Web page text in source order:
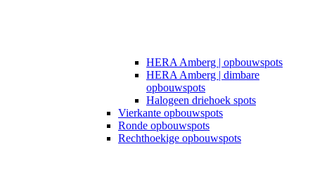
HERA Amberg | opbouwspots
HERA Amberg | dimbare
opbouwspots
Halogeen driehoek spots
Vierkante opbouwspots
Ronde opbouwspots
Rechthoekige opbouwspots